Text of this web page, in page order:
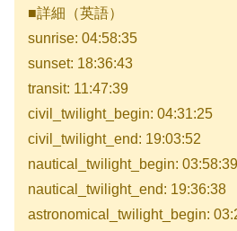
■詳細（英語）
sunrise: 04:58:35
sunset: 18:36:43
transit: 11:47:39
civil_twilight_begin: 04:31:25
civil_twilight_end: 19:03:52
nautical_twilight_begin: 03:58:39
nautical_twilight_end: 19:36:38
astronomical_twilight_begin: